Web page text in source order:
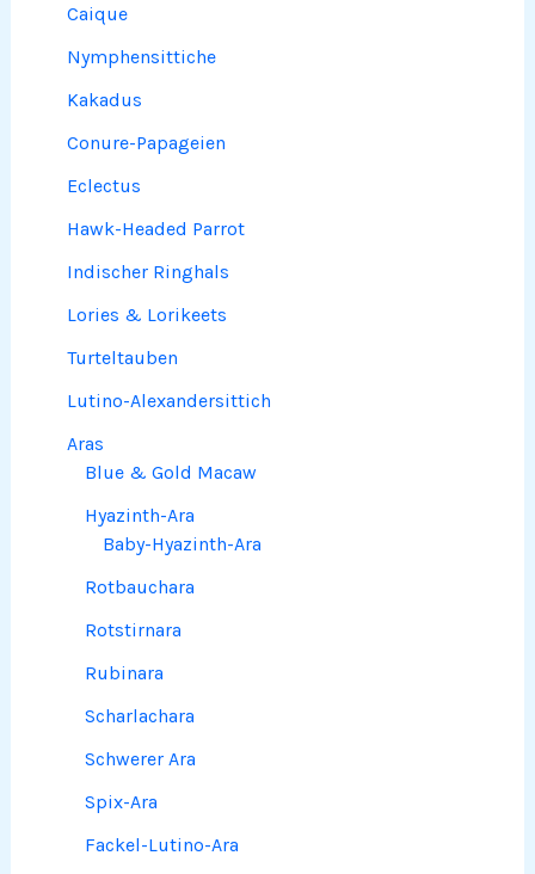
Caique
Nymphensittiche
Kakadus
Conure-Papageien
Eclectus
Hawk-Headed Parrot
Indischer Ringhals
Lories & Lorikeets
Turteltauben
Lutino-Alexandersittich
Aras
Blue & Gold Macaw
Hyazinth-Ara
Baby-Hyazinth-Ara
Rotbauchara
Rotstirnara
Rubinara
Scharlachara
Schwerer Ara
Spix-Ara
Fackel-Lutino-Ara